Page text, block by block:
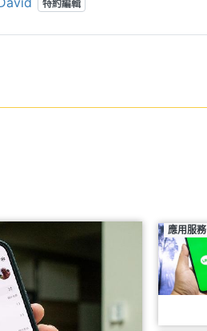
特約編輯
應用服務